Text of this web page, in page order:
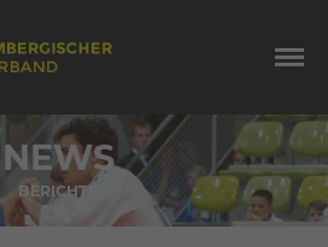
NEWS
BERICHTE